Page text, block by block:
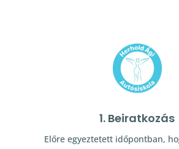
1. Beiratkozás
Előre egyeztetett időpontban,